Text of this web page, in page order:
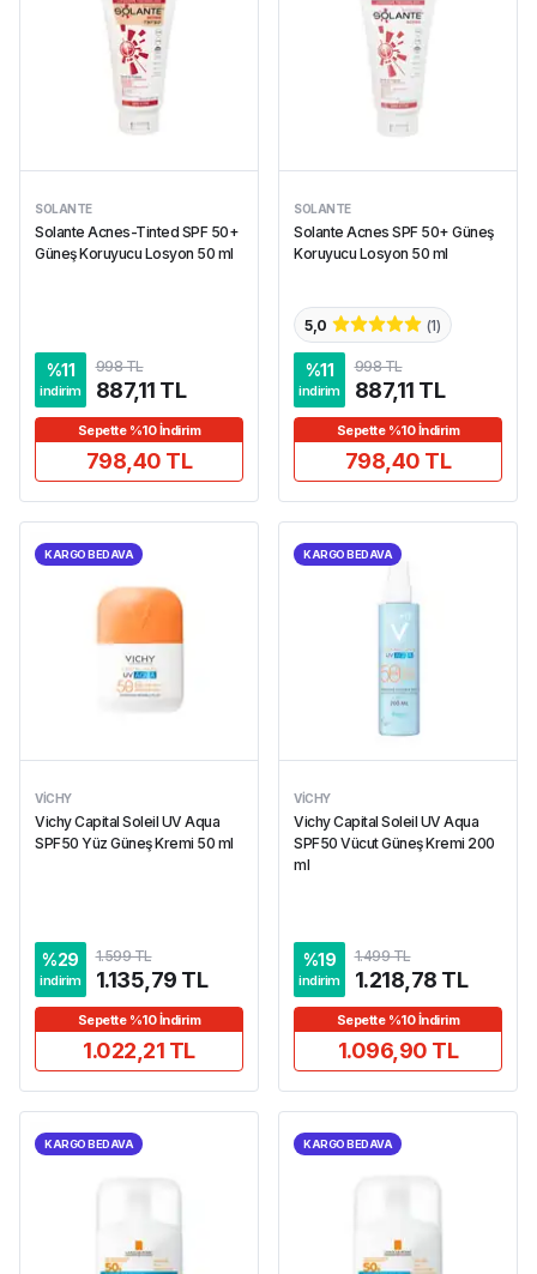
SOLANTE
Solante Acnes-Tinted SPF 50+
Güneş Koruyucu Losyon 50 ml
%11
indirim
998 TL
887,11 TL
Sepette %10 İndirim
798,40 TL
SOLANTE
Solante Acnes SPF 50+ Güneş
Koruyucu Losyon 50 ml
5,0 (1)
%11
indirim
998 TL
887,11 TL
Sepette %10 İndirim
798,40 TL
KARGO BEDAVA
VICHY
Vichy Capital Soleil UV Aqua
SPF50 Yüz Güneş Kremi 50 ml
%29
indirim
1.599 TL
1.135,79 TL
Sepette %10 İndirim
1.022,21 TL
KARGO BEDAVA
VICHY
Vichy Capital Soleil UV Aqua
SPF50 Vücut Güneş Kremi 200
ml
%19
indirim
1.499 TL
1.218,78 TL
Sepette %10 İndirim
1.096,90 TL
KARGO BEDAVA KARGO BEDAVA